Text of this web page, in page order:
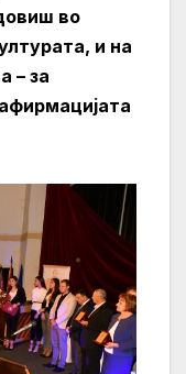
во
и на
– за